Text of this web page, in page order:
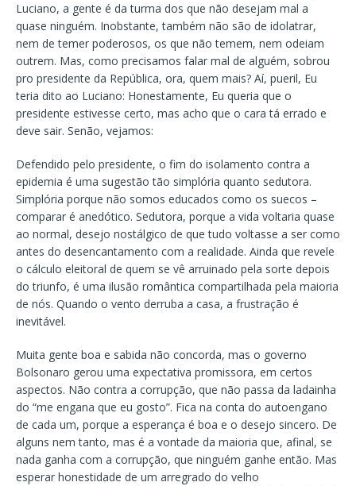
Luciano, a gente é da turma dos que não desejam mal a
quase ninguém. Inobstante, também não são de idolatrar,
nem de temer poderosos, os que não temem, nem odeiam
outrem. Mas, como precisamos falar mal de alguém, sobrou
pro presidente da República, ora, quem mais? Aí, pueril, Eu
teria dito ao Luciano: Honestamente, Eu queria que o
presidente estivesse certo, mas acho que o cara tá errado e
deve sair. Senão, vejamos:
Defendido pelo presidente, o fim do isolamento contra a
epidemia é uma sugestão tão simplória quanto sedutora.
Simplória porque não somos educados como os suecos –
comparar é anedótico. Sedutora, porque a vida voltaria quase
ao normal, desejo nostálgico de que tudo voltasse a ser como
antes do desencantamento com a realidade. Ainda que revele
o cálculo eleitoral de quem se vê arruinado pela sorte depois
do triunfo, é uma ilusão romântica compartilhada pela maioria
de nós. Quando o vento derruba a casa, a frustração é
inevitável.
Muita gente boa e sabida não concorda, mas o governo
Bolsonaro gerou uma expectativa promissora, em certos
aspectos. Não contra a corrupção, que não passa da ladainha
do “me engana que eu gosto”. Fica na conta do autoengano
de cada um, porque a esperança é boa e o desejo sincero. De
alguns nem tanto, mas é a vontade da maioria que, afinal, se
nada ganha com a corrupção, que ninguém ganhe então. Mas
esperar honestidade de um arregrado do velho